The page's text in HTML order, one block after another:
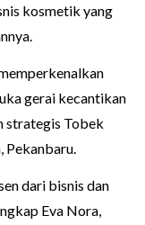
kosmetik yang
gerai kecantikan
strategis Tobek
Pekanbaru.
dari bisnis dan
Eva Nora,